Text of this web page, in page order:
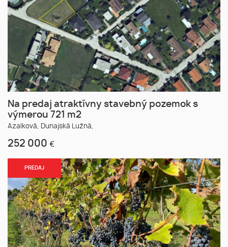
Na predaj atraktívny stavebný pozemok s
výmerou 721 m2
Azalková, Dunajská Lužná,
252 000 €
PREDAJ